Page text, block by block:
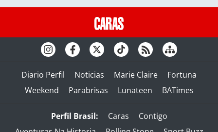
Diario Perfil Noticias Marie Claire
Fortuna
Weekend
Parabrisas Lunateen BATimes
Perfil Brasil: Caras
Contigo